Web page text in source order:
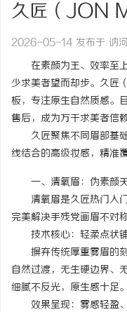
久匠（JON
致"成为日常(
2026-05-14 发布于 讷
在素颜为王、效率至上
少求美者望而却步。久匠
板，专注原生自然质感。
售后，成为万千求美者信
久匠聚焦不同眉部基础
线结合的高级妆感，精准
一、清氧眉：伪素颜天
清氧眉是久匠热门入门
完美解决手残党画眉不对
技术核心：轻柔点状铺
摒弃传统厚重雾眉的刻
自然过渡，无生硬边界
细腻不反光，原生感十足。
效果呈现：雾感轻盈、